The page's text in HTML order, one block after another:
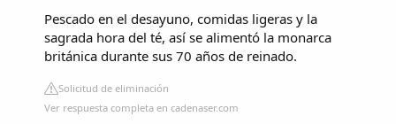
Pescado en el desayuno, comidas ligeras y la
sagrada hora del té, así se alimentó la monarca
británica durante sus 70 años de reinado.
Solicitud de eliminación
Ver respuesta completa en cadenaser.com